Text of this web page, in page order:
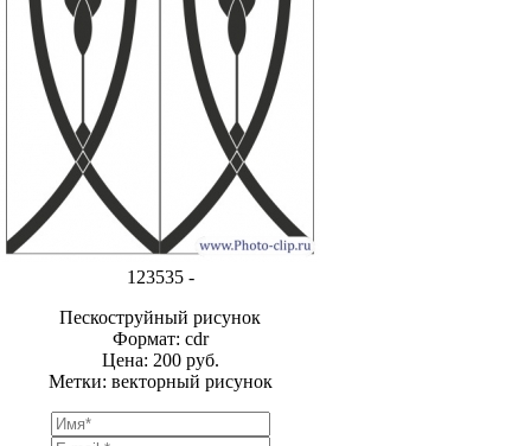
123535 -
Пескоструйный рисунок
Формат: cdr
Цена: 200 руб.
Метки: векторный рисунок